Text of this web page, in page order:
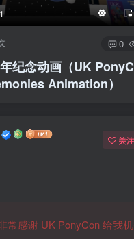
极快
适
0
纪念动画（UK
Animation）
关注
常感谢 UK PonyCon 给我